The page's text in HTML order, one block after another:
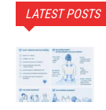
LATEST POSTS